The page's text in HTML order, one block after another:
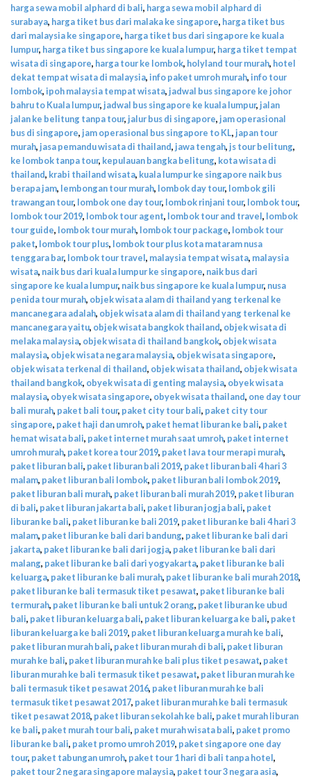
harga sewa mobil alphard di bali, harga sewa mobil alphard di
surabaya, harga tiket bus dari malaka ke singapore, harga tiket bus
dari malaysia ke singapore, harga tiket bus dari singapore ke kuala
lumpur, harga tiket bus singapore ke kuala lumpur, harga tiket tempat
wisata di singapore, harga tour ke lombok, holyland tour murah, hotel
dekat tempat wisata di malaysia, info paket umroh murah, info tour
lombok, ipoh malaysia tempat wisata, jadwal bus singapore ke johor
bahru to Kuala lumpur, jadwal bus singapore ke kuala lumpur, jalan
jalan ke belitung tanpa tour, jalur bus di singapore, jam operasional
bus di singapore, jam operasional bus singapore to KL, japan tour
murah, jasa pemandu wisata di thailand, jawa tengah, js tour belitung,
ke lombok tanpa tour, kepulauan bangka belitung, kota wisata di
thailand, krabi thailand wisata, kuala lumpur ke singapore naik bus
berapa jam, lembongan tour murah, lombok day tour, lombok gili
trawangan tour, lombok one day tour, lombok rinjani tour, lombok tour,
lombok tour 2019, lombok tour agent, lombok tour and travel, lombok
tour guide, lombok tour murah, lombok tour package, lombok tour
paket, lombok tour plus, lombok tour plus kota mataram nusa
tenggara bar, lombok tour travel, malaysia tempat wisata, malaysia
wisata, naik bus dari kuala lumpur ke singapore, naik bus dari
singapore ke kuala lumpur, naik bus singapore ke kuala lumpur, nusa
penida tour murah, objek wisata alam di thailand yang terkenal ke
mancanegara adalah, objek wisata alam di thailand yang terkenal ke
mancanegara yaitu, objek wisata bangkok thailand, objek wisata di
melaka malaysia, objek wisata di thailand bangkok, objek wisata
malaysia, objek wisata negara malaysia, objek wisata singapore,
objek wisata terkenal di thailand, objek wisata thailand, objek wisata
thailand bangkok, obyek wisata di genting malaysia, obyek wisata
malaysia, obyek wisata singapore, obyek wisata thailand, one day tour
bali murah, paket bali tour, paket city tour bali, paket city tour
singapore, paket haji dan umroh, paket hemat liburan ke bali, paket
hemat wisata bali, paket internet murah saat umroh, paket internet
umroh murah, paket korea tour 2019, paket lava tour merapi murah,
paket liburan bali, paket liburan bali 2019, paket liburan bali 4 hari 3
malam, paket liburan bali lombok, paket liburan bali lombok 2019,
paket liburan bali murah, paket liburan bali murah 2019, paket liburan
di bali, paket liburan jakarta bali, paket liburan jogja bali, paket
liburan ke bali, paket liburan ke bali 2019, paket liburan ke bali 4 hari 3
malam, paket liburan ke bali dari bandung, paket liburan ke bali dari
jakarta, paket liburan ke bali dari jogja, paket liburan ke bali dari
malang, paket liburan ke bali dari yogyakarta, paket liburan ke bali
keluarga, paket liburan ke bali murah, paket liburan ke bali murah 2018,
paket liburan ke bali termasuk tiket pesawat, paket liburan ke bali
termurah, paket liburan ke bali untuk 2 orang, paket liburan ke ubud
bali, paket liburan keluarga bali, paket liburan keluarga ke bali, paket
liburan keluarga ke bali 2019, paket liburan keluarga murah ke bali,
paket liburan murah bali, paket liburan murah di bali, paket liburan
murah ke bali, paket liburan murah ke bali plus tiket pesawat, paket
liburan murah ke bali termasuk tiket pesawat, paket liburan murah ke
bali termasuk tiket pesawat 2016, paket liburan murah ke bali
termasuk tiket pesawat 2017, paket liburan murah ke bali termasuk
tiket pesawat 2018, paket liburan sekolah ke bali, paket murah liburan
ke bali, paket murah tour bali, paket murah wisata bali, paket promo
liburan ke bali, paket promo umroh 2019, paket singapore one day
tour, paket tabungan umroh, paket tour 1 hari di bali tanpa hotel,
paket tour 2 negara singapore malaysia, paket tour 3 negara asia,